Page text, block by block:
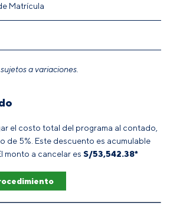
Matrícula
a variaciones.
el costo total del programa al contado,
de 5%. Este descuento es acumulable
monto a cancelar es S/53,542.38*